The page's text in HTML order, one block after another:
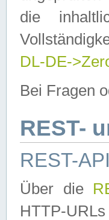
die
DL-DE-
Bei Fragen
REST-
REST-API
Über die
HTTP-